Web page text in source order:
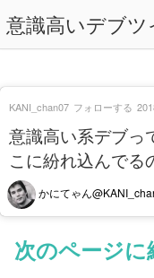
意識高いデブ
意識高い系デブっ
こに紛れ込んでる
かにてゃん
KANI_chan07 フォローする
次のページに